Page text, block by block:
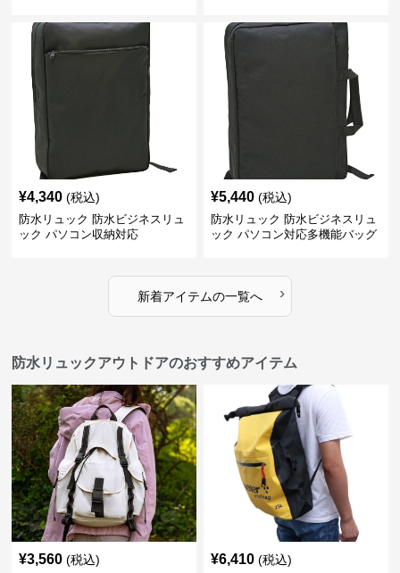
¥4,340 (税込)
防水リュック 防水ビジネスリュ
ック パソコン収納対応
¥5,440 (税込)
防水リュック 防水ビジネスリュ
ック パソコン対応多機能バッグ
新着アイテムの一覧へ ›
防水リュックアウトドアのおすすめアイテム
¥3,560 (税込) ¥6,410 (税込)